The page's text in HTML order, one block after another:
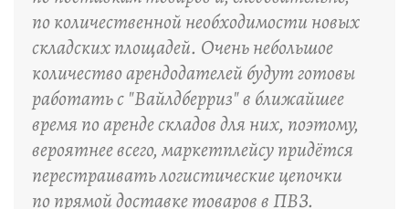
по количественной необходимости новых
складских площадей. Очень небольшое
количество арендодателей будут готовы
работать с "Вайлдберриз" в ближайшее
время по аренде складов для них, поэтому,
вероятнее всего, маркетплейсу придётся
перестраивать логистические цепочки
по прямой доставке товаров в ПВЗ.